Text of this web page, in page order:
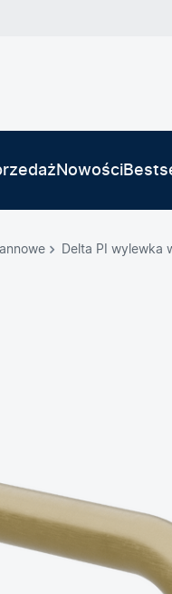
Nowości
Delta PI wylewka